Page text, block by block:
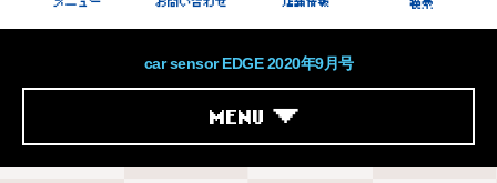
car sensor EDGE 2020年9月号
MENU